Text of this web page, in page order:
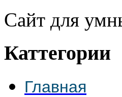
Сайт для
Каттегории
Главная